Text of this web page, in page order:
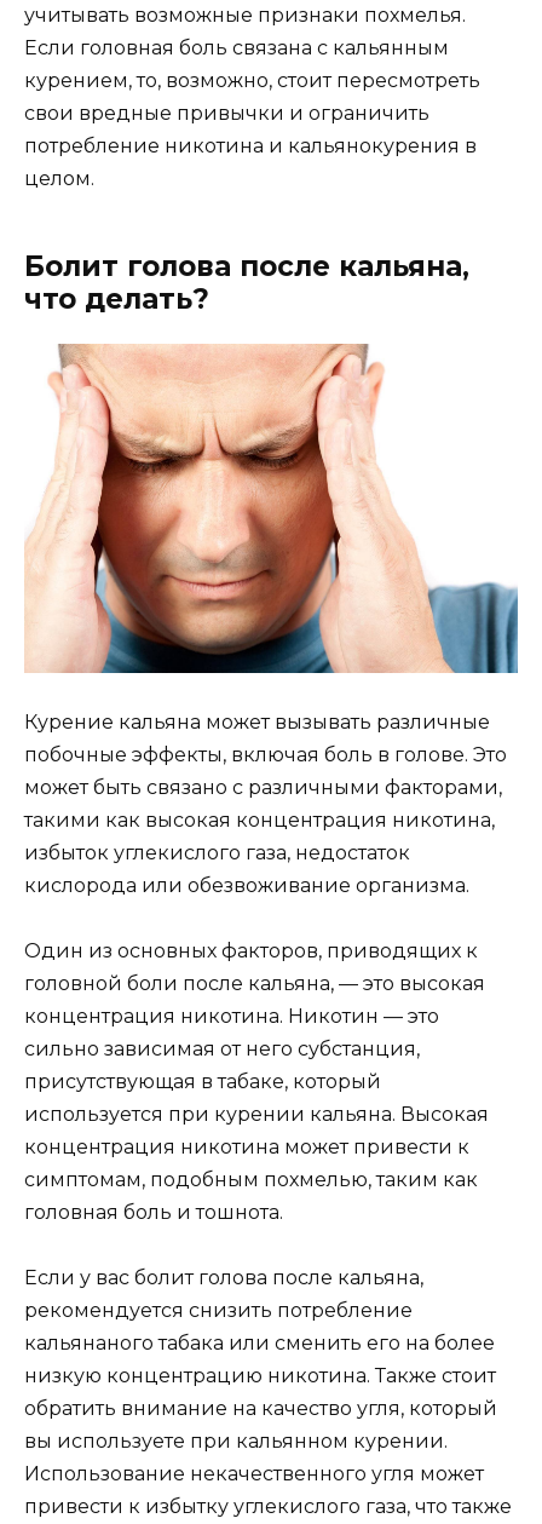
учитывать возможные признаки похмелья.
Если головная боль связана с кальянным
курением, то, возможно, стоит пересмотреть
свои вредные привычки и ограничить
потребление никотина и кальянокурения в
целом.
Болит голова после кальяна,
что делать?
Курение кальяна может вызывать различные
побочные эффекты, включая боль в голове. Это
может быть связано с различными факторами,
такими как высокая концентрация никотина,
избыток углекислого газа, недостаток
кислорода или обезвоживание организма.
Один из основных факторов, приводящих к
головной боли после кальяна, — это высокая
концентрация никотина. Никотин — это
сильно зависимая от него субстанция,
присутствующая в табаке, который
используется при курении кальяна. Высокая
концентрация никотина может привести к
симптомам, подобным похмелью, таким как
головная боль и тошнота.
Если у вас болит голова после кальяна,
рекомендуется снизить потребление
кальянаного табака или сменить его на более
низкую концентрацию никотина. Также стоит
обратить внимание на качество угля, который
вы используете при кальянном курении.
Использование некачественного угля может
привести к избытку углекислого газа, что также